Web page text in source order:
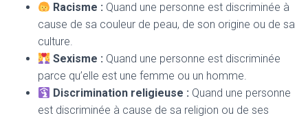
Racisme : Quand une personne est discriminée à
cause de sa couleur de peau, de son origine ou de sa
culture.
Sexisme : Quand une personne est discriminée
parce qu’elle est une femme ou un homme.
Discrimination religieuse : Quand une personne
est discriminée à cause de sa religion ou de ses